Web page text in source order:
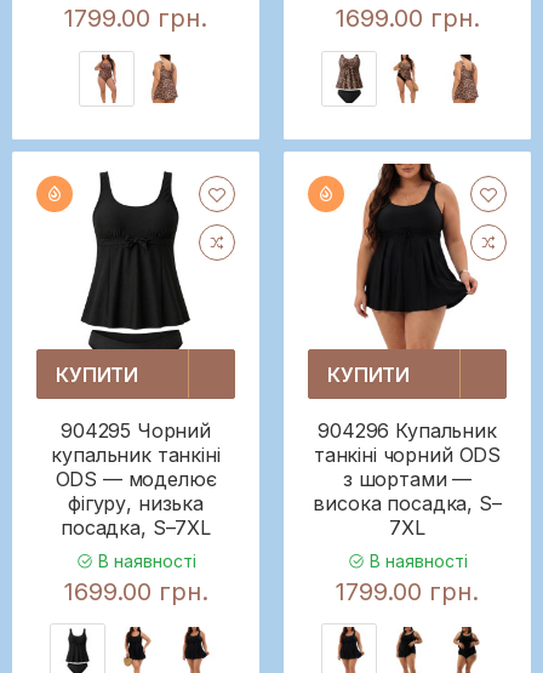
1799.00 грн. 1699.00 грн.
КУПИТИ
904295 Чорний
купальник танкіні
ODS — моделює
фігуру, низька
посадка, S–7XL
В наявності
1699.00 грн.
КУПИТИ
904296 Купальник
танкіні чорний ODS
з шортами —
висока посадка, S–
7XL
В наявності
1799.00 грн.